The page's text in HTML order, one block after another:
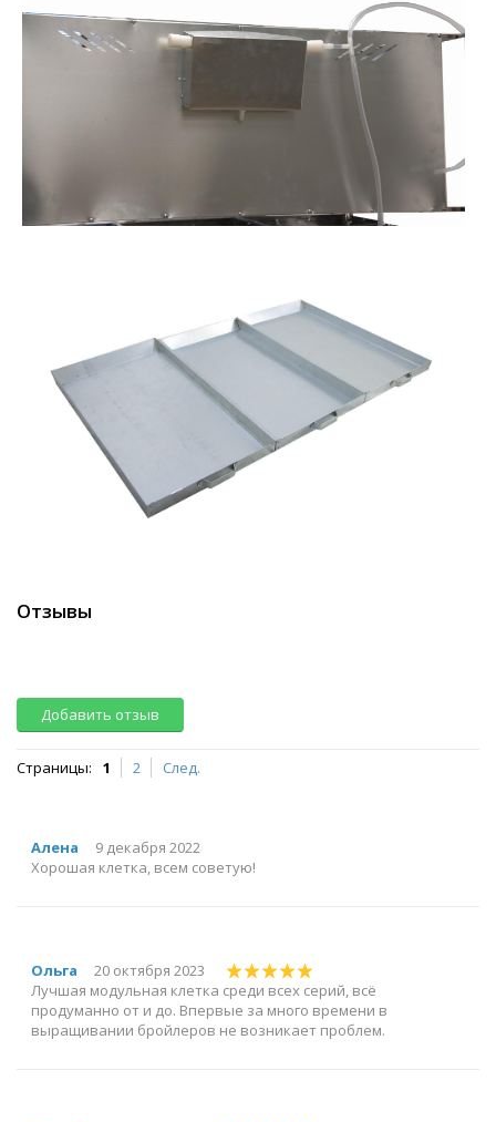
Отзывы
Добавить отзыв
Страницы: 1 2 След.
Алена
9 декабря 2022
Хорошая клетка, всем советую!
Ольга
20 октября 2023
Лучшая модульная клетка среди всех серий, всё
продуманно от и до. Впервые за много времени в
выращивании бройлеров не возникает проблем.